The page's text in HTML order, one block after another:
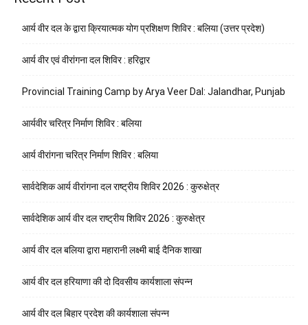
आर्य वीर दल के द्वारा क्रियात्मक योग प्रशिक्षण शिविर : बलिया (उत्तर प्रदेश)
आर्य वीर एवं वीरांगना दल शिविर : हरिद्वार
Provincial Training Camp by Arya Veer Dal: Jalandhar, Punjab
आर्यवीर चरित्र निर्माण शिविर : बलिया
आर्य वीरांगना चरित्र निर्माण शिविर : बलिया
सार्वदेशिक आर्य वीरांगना दल राष्ट्रीय शिविर 2026 : कुरुक्षेत्र
सार्वदेशिक आर्य वीर दल राष्ट्रीय शिविर 2026 : कुरुक्षेत्र
आर्य वीर दल बलिया द्वारा महारानी लक्ष्मी बाई दैनिक शाखा
आर्य वीर दल हरियाणा की दो दिवसीय कार्यशाला संपन्न
आर्य वीर दल बिहार प्रदेश की कार्यशाला संपन्न